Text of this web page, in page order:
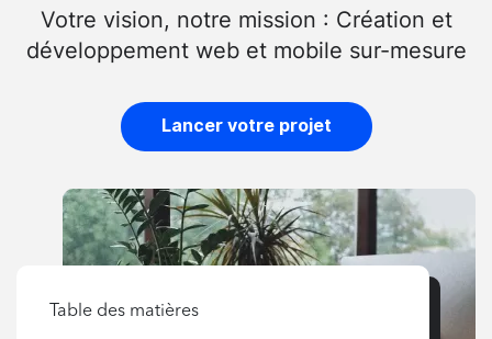
Votre vision, notre mission : Création et
développement web et mobile sur-mesure
Lancer votre projet
Table des matières